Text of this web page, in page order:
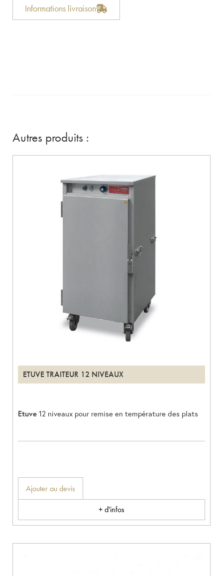
Informations livraison
Autres produits :
ETUVE TRAITEUR 12 NIVEAUX
Etuve 12 niveaux pour remise en température des plats
Ajouter au devis
+ d'infos